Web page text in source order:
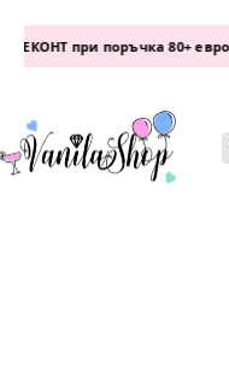
при поръчка 80+ евро //